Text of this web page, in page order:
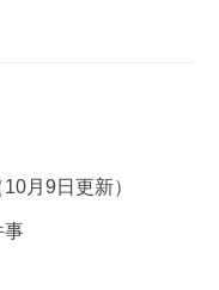
月9日更新）
事